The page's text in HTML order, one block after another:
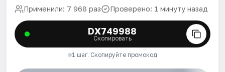
Применили: 7 968 раз Проверено: 1 минуту назад
DX749988
Скопировать
1 шаг. Скопируйте промокод